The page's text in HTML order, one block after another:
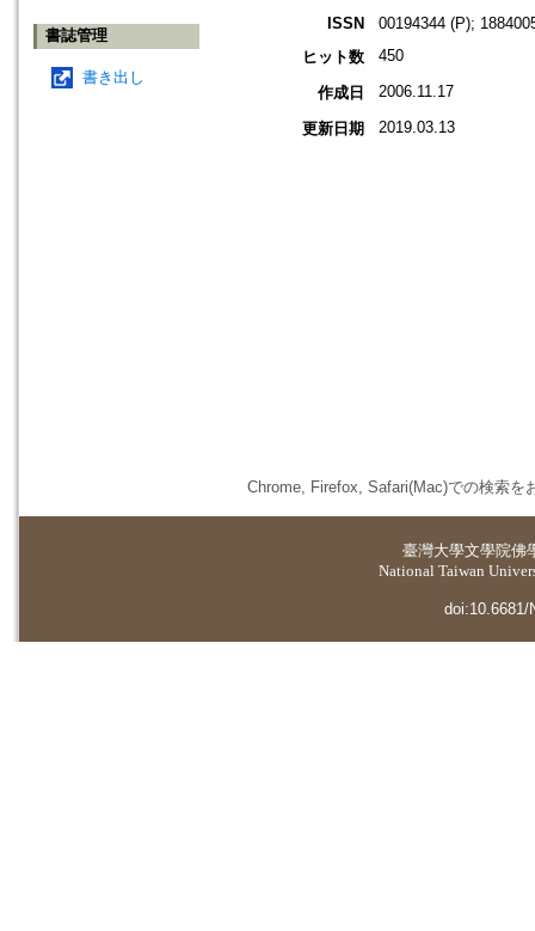
書誌管理
書き出し
ISSN
00194344 (P);
ヒット数
450
作成日 2006.11.17
更新日期 2019.03.13
Chrome, Firefox, Safari(Mac)での検索を
臺灣大學文學院佛
National Taiwan
doi:10.6681/